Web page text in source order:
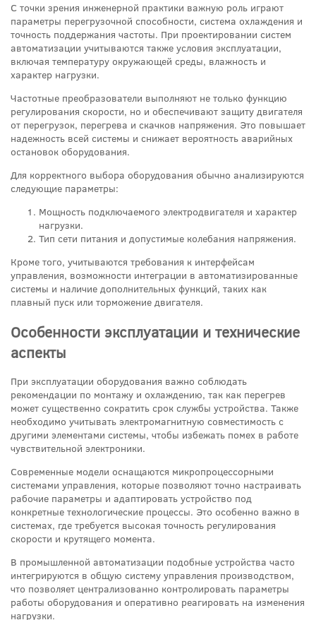
С точки зрения инженерной практики важную роль играют
параметры перегрузочной способности, система охлаждения и
точность поддержания частоты. При проектировании систем
автоматизации учитываются также условия эксплуатации,
включая температуру окружающей среды, влажность и
характер нагрузки.
Частотные преобразователи выполняют не только функцию
регулирования скорости, но и обеспечивают защиту двигателя
от перегрузок, перегрева и скачков напряжения. Это повышает
надежность всей системы и снижает вероятность аварийных
остановок оборудования.
Для корректного выбора оборудования обычно анализируются
следующие параметры:
Мощность подключаемого электродвигателя и характер
нагрузки.
Тип сети питания и допустимые колебания напряжения.
Кроме того, учитываются требования к интерфейсам
управления, возможности интеграции в автоматизированные
системы и наличие дополнительных функций, таких как
плавный пуск или торможение двигателя.
Особенности эксплуатации и технические
аспекты
При эксплуатации оборудования важно соблюдать
рекомендации по монтажу и охлаждению, так как перегрев
может существенно сократить срок службы устройства. Также
необходимо учитывать электромагнитную совместимость с
другими элементами системы, чтобы избежать помех в работе
чувствительной электроники.
Современные модели оснащаются микропроцессорными
системами управления, которые позволяют точно настраивать
рабочие параметры и адаптировать устройство под
конкретные технологические процессы. Это особенно важно в
системах, где требуется высокая точность регулирования
скорости и крутящего момента.
В промышленной автоматизации подобные устройства часто
интегрируются в общую систему управления производством,
что позволяет централизованно контролировать параметры
работы оборудования и оперативно реагировать на изменения
нагрузки.